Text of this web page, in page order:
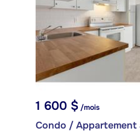
1 600 $/mois
Condo / Appartement